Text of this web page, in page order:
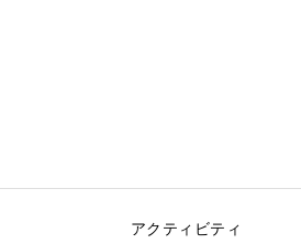
アクティビティ